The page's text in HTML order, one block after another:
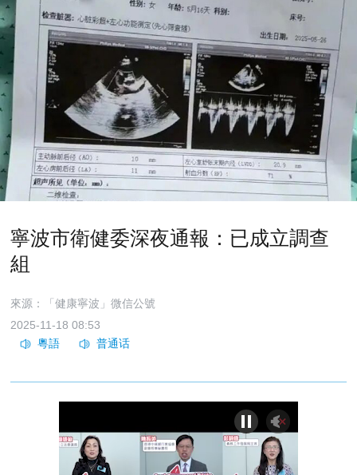
寧波市衛健委深夜通報：已成立調查
組
來源：「健康寧波」微信公號
2025-11-18 08:53